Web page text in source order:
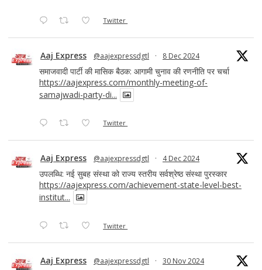
Twitter
Aaj Express @aajexpressdgtl · 8 Dec 2024
समाजवादी पार्टी की मासिक बैठक: आगामी चुनाव की रणनीति पर चर्चा
https://aajexpress.com/monthly-meeting-of-
samajwadi-party-di...
Twitter
Aaj Express @aajexpressdgtl · 4 Dec 2024
उपलब्धि: नई सुबह संस्था को राज्य स्तरीय सर्वश्रेष्ठ संस्था पुरस्कार
https://aajexpress.com/achievement-state-level-best-
institut...
Twitter
Aaj Express @aajexpressdgtl · 30 Nov 2024